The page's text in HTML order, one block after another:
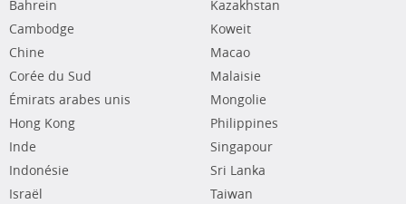
Bahrein
Cambodge
Chine
Corée du Sud
Émirats arabes unis
Hong Kong
Inde
Indonésie
Israël
Kazakhstan
Koweit
Macao
Malaisie
Mongolie
Philippines
Singapour
Sri Lanka
Taiwan